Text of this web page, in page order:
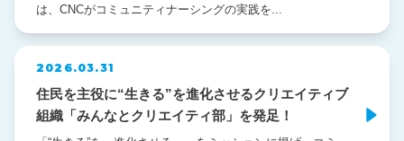
は、CNCがコミュニティナーシングの実践を...
2026.03.31
住民を主役に“生きる”を進化させるクリエイティブ
組織「みんなとクリエイティ部」を発足！